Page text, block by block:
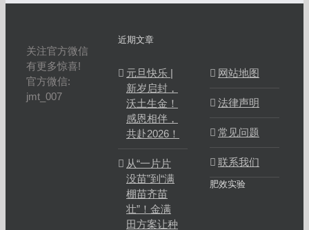
关注官方微信
有更多惊喜!
官方微信:
jmt_007
近期文章
元旦快乐 |
新岁启封，
沃土生金！
感恩相伴，
共赴2026！
从“一片片
没苗”到“满
棚苗齐苗
壮”！金满
田方案让种
网站地图
法律声明
常见问题
联系我们
肥效实验